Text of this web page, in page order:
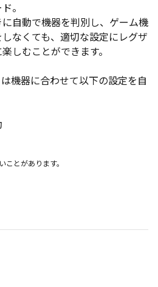
。
自動で機器を判別し、ゲーム機
なくても、適切な設定にレグザ
しむことができます。
機器に合わせて以下の設定を自
とがあります。